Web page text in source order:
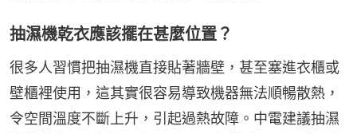
抽濕機乾衣應該擺在甚麼位置？
很多人習慣把抽濕機直接貼著牆壁，甚至塞進衣櫃或
壁櫃裡使用，這其實很容易導致機器無法順暢散熱，
令空間溫度不斷上升，引起過熱故障。中電建議抽濕